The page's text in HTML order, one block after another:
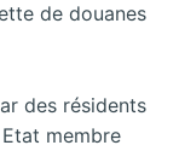
de douanes
des résidents
membre